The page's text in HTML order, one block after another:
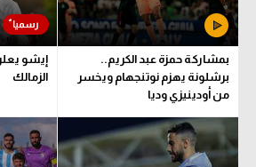
بمشاركة حمزة عبد الكريم..
برشلونة يهزم نوتنجهام ويخسر
من أودينيزي وديا
إيشو
الزمالك